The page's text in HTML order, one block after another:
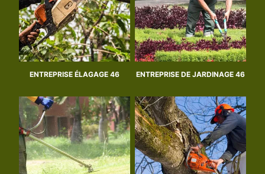
ENTREPRISE ÉLAGAGE 46 ENTREPRISE DE JARDINAGE 46